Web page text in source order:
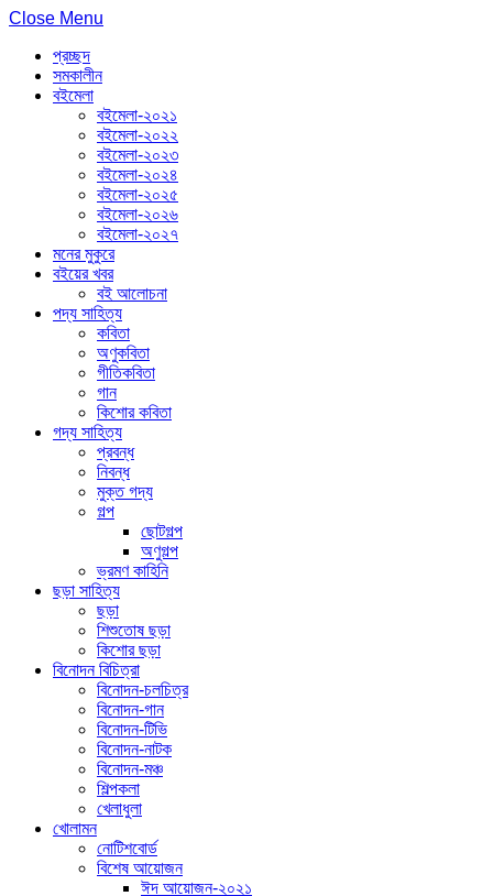
Close Menu
প্রচ্ছদ
সমকালীন
বইমেলা
বইমেলা-২০২১
বইমেলা-২০২২
বইমেলা-২০২৩
বইমেলা-২০২৪
বইমেলা-২০২৫
বইমেলা-২০২৬
বইমেলা-২০২৭
মনের মুকুরে
বইয়ের খবর
বই আলোচনা
পদ্য সাহিত্য
কবিতা
অণুকবিতা
গীতিকবিতা
গান
কিশোর কবিতা
গদ্য সাহিত্য
প্রবন্ধ
নিবন্ধ
মুক্ত গদ্য
গল্প
ছোটগল্প
অণুগল্প
ভ্রমণ কাহিনি
ছড়া সাহিত্য
ছড়া
শিশুতোষ ছড়া
কিশোর ছড়া
বিনোদন বিচিত্রা
বিনোদন-চলচিত্র
বিনোদন-গান
বিনোদন-টিভি
বিনোদন-নাটক
বিনোদন-মঞ্চ
শিল্পকলা
খেলাধুলা
খোলামন
নোটিশবোর্ড
বিশেষ আয়োজন
ঈদ আয়োজন-২০২১